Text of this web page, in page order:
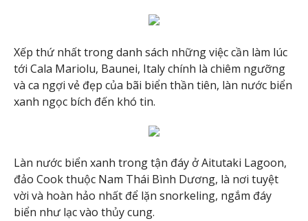
Xếp thứ nhất trong danh sách những việc cần làm lúc
tới Cala Mariolu, Baunei, Italy chính là chiêm ngưỡng
và ca ngợi vẻ đẹp của bãi biển thần tiên, làn nước biển
xanh ngọc bích đến khó tin.
Làn nước biển xanh trong tận đáy ở Aitutaki Lagoon,
đảo Cook thuộc Nam Thái Bình Dương, là nơi tuyệt
vời và hoàn hảo nhất để lặn snorkeling, ngắm đáy
biển như lạc vào thủy cung.